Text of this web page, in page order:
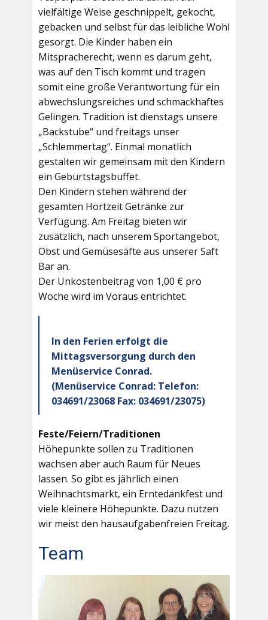
vielfältige Weise geschnippelt, gekocht,
gebacken und selbst für das leibliche Wohl
gesorgt. Die Kinder haben ein
Mitspracherecht, wenn es darum geht,
was auf den Tisch kommt und tragen
somit eine große Verantwortung für ein
abwechslungsreiches und schmackhaftes
Gelingen. Tradition ist dienstags unsere
„Backstube“ und freitags unser
„Schlemmertag“. Einmal monatlich
gestalten wir gemeinsam mit den Kindern
ein Geburtstagsbuffet.
Den Kindern stehen während der
gesamten Hortzeit Getränke zur
Verfügung. Am Freitag bieten wir
zusätzlich, nach unserem Sportangebot,
Obst und Gemüsesäfte aus unserer Saft
Bar an.
Der Unkostenbeitrag von 1,00 € pro
Woche wird im Voraus entrichtet.
In den Ferien erfolgt die
Mittagsversorgung durch den
Menüservice Conrad.
(Menüservice Conrad: Telefon:
034691/23068 Fax: 034691/23075)
Feste/Feiern/Traditionen
Höhepunkte sollen zu Traditionen
wachsen aber auch Raum für Neues
lassen. So gibt es jährlich einen
Weihnachtsmarkt, ein Erntedankfest und
viele kleinere Höhepunkte. Dazu nutzen
wir meist den hausaufgabenfreien Freitag.
Team